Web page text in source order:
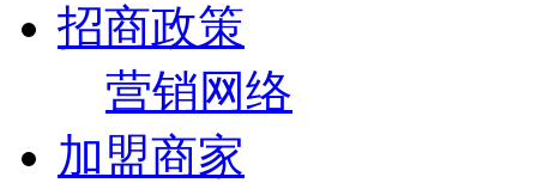
招商政策
营销网络
加盟商家